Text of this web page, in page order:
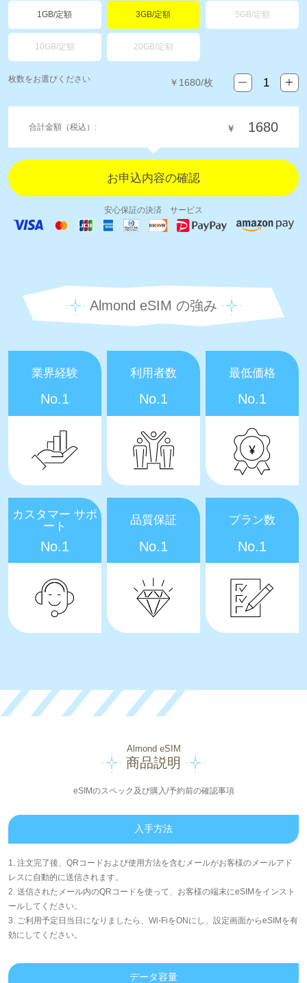
1GB/定額 3GB/定額 5GB/定額
10GB/定額 20GB/定額
枚数をお選びください ￥ 1680/枚
合計金額（税込）: ￥ 1680
安心保証の決済 サービス
Almond eSIM の強み
業界経験
No.1
利用者数
No.1
最低価格
No.1
カスタマー サポ
ート
No.1
品質保証
No.1
プラン数
No.1
Almond eSIM
商品説明
eSIMのスペック及び購入/予約前の確認事項
入手方法
1. 注文完了後、QRコードおよび使用方法を含むメールがお客様のメールアド
レスに自動的に送信されます。
2. 送信されたメール内のQRコードを使って、お客様の端末にeSIMをインスト
ールしてください。
3. ご利用予定日当日になりましたら、Wi-FiをONにし、設定画面からeSIMを有
効にしてください。
データ容量